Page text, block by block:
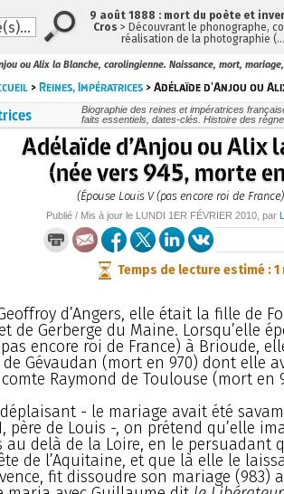
ou Alix la Blanche, carolingienne. Naissance, mort,
>Reines, Impératrices > Adélaïde d'Anjou ou
Biographie des reines et impératrices
faits essentiels, dates-clés. Histoire des
Adélaïde d’Anjou ou Alix
(née vers 945, morte
(Épouse Louis V (pas encore roi de
Publié / Mis à jour le LUNDI 1ER FÉVRIER 2010 , par
Temps de lecture estimé : 1
d’Angers, elle était la fille de
de Gerberge du Maine. Lorsqu’elle
encore roi de France) à Brioude,
Gévaudan (mort en 970) dont elle
Raymond de Toulouse (mort en
- le mariage avait été
père de Louis -, on prétend qu’elle
au delà de la Loire, en le persuadant
de l’Aquitaine, et que là elle le
fit dissoudre son mariage (983)
9 août 1888 : mort du poète et
Cros > Découvrant le phonographe,
réalisation de la photographie